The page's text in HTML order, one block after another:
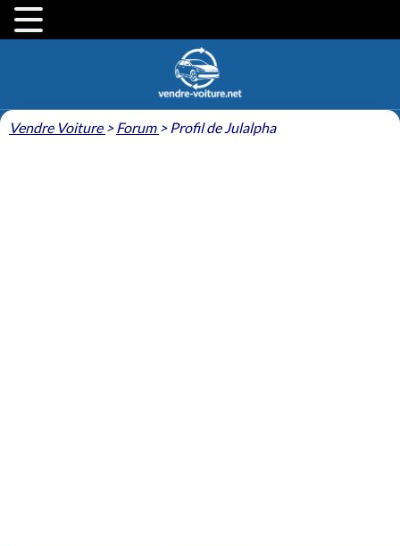
Vendre Voiture > Forum > Profil de Julalpha